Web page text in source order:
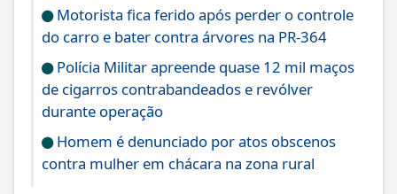
Motorista fica ferido após perder o controle
do carro e bater contra árvores na PR-364
Polícia Militar apreende quase 12 mil maços
de cigarros contrabandeados e revólver
durante operação
Homem é denunciado por atos obscenos
contra mulher em chácara na zona rural